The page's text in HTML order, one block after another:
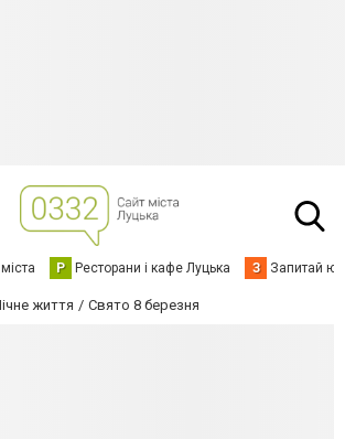
Р Ресторани і кафе Луцька З Запитай
життя Свято 8 березня